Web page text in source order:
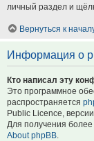
личный раздел и
Вернуться к
Информация о
Кто написал эту
Это программное
распространяется
Public Licence,
Для получения
About phpBB